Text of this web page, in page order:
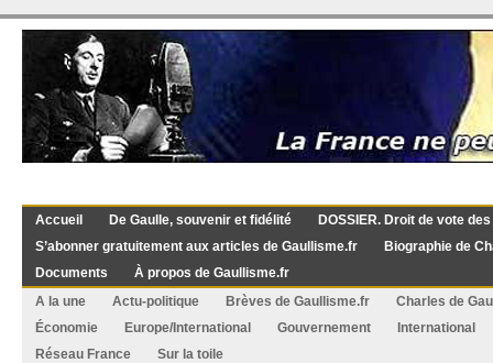
Accueil De Gaulle, souvenir et fidélité
DOSSIER. Droit de vote
S’abonner gratuitement aux articles de Gaullisme.fr
Biographie de
Documents
À propos de Gaullisme.fr
A la une
Actu-politique Brèves de Gaullisme.fr
Charles de
Économie
Europe/International Gouvernement
International
Réseau France
Sur la toile